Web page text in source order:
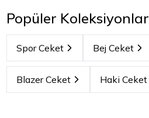
Popüler Koleksiyonlar
Spor Ceket Bej Ceket
Blazer Ceket Haki Ceket